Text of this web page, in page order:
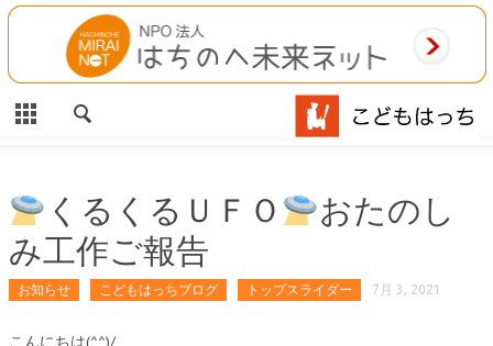
CLOSE
HOME
施設案内
相談事業
MAP
くるくるＵＦＯ
おたのし
み工作ご報告
お知らせ こどもはっちブログ トップスライダー 7月 3, 2021
こんにちは(^^)/